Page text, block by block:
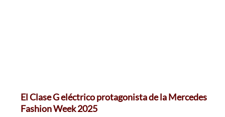
El Clase G eléctrico protagonista de la Mercedes
Fashion Week 2025